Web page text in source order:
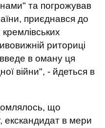
та погрожував
приєднався до
риториці
в оману ця
війни", - йдеться в
що
екскандидат в мери